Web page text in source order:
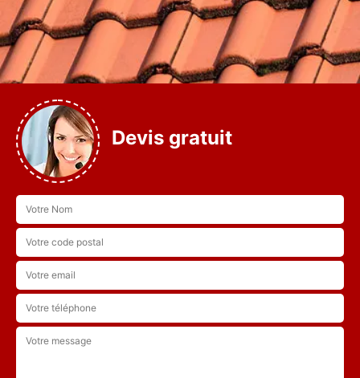
Devis gratuit